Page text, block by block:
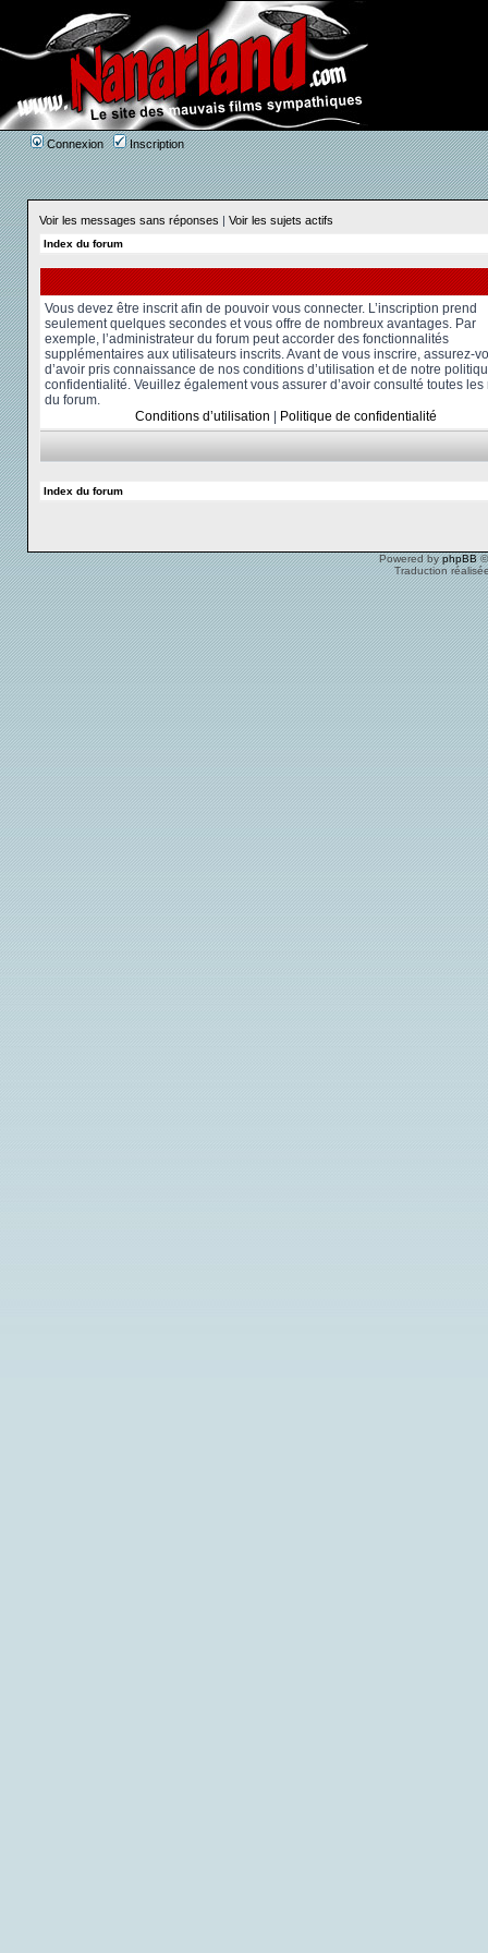
Connexion Inscription
Voir les messages sans réponses | Voir les sujets actifs
Index du forum
Vous devez être inscrit afin de pouvoir vous connecter. L’inscription prend
seulement quelques secondes et vous offre de nombreux avantages. Par
exemple, l’administrateur du forum peut accorder des fonctionnalités
supplémentaires aux utilisateurs inscrits. Avant de vous inscrire, assurez-
d’avoir pris connaissance de nos conditions d’utilisation et de notre
confidentialité. Veuillez également vous assurer d’avoir consulté toutes les
du forum.
Conditions d’utilisation
Politique de confidentialité
Index du forum
Powered byphpBB©
Traduction